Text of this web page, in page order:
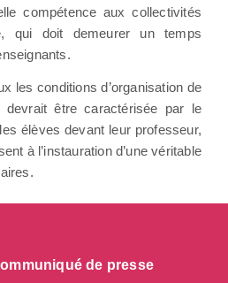
compétence aux collectivités
qui doit demeurer un temps
les conditions d’organisation de
devrait être caractérisée par le
élèves devant leur professeur,
à l’instauration d’une véritable
de presse